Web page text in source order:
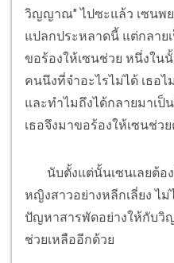
วิญญาณ" ไปซะแล้ว เซนพ
แปลกประหลาดนี้ แต่กลา
ขอร้องให้เซนช่วย หนึ่งใ
คนนึงที่จำอะไรไม่ได้ เธอไ
และทำไมถึงได้กลายมาเ
เธอจึงมาขอร้องให้เซนช่ว
นับตั้งแต่นั้นเซนเลยต้อ
หญิงสาวอย่างหลีกเลี่ยง ไ
ปัญหาสารพัดอย่างให้กับ
ช่วยเหลืออีกด้วย